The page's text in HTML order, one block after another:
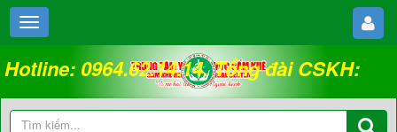
Hotline: 0964.62.14.14. Tổng đài CSKH:
18008262